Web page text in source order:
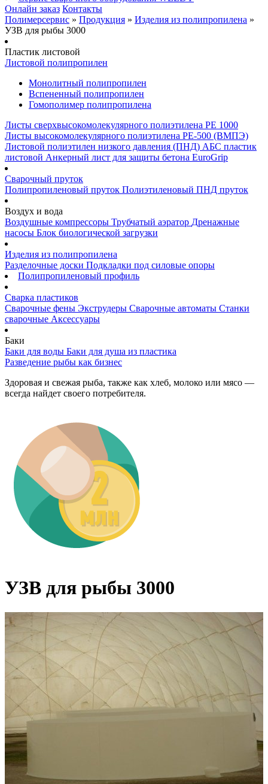
Онлайн заказ Контакты
Полимерсервис » Продукция » Изделия из полипропилена »
УЗВ для рыбы 3000
Пластик листовой
Листовой полипропилен
Монолитный полипропилен
Вспененный полипропилен
Гомополимер полипропилена
Листы сверхвысокомолекулярного полиэтилена PE 1000
Листы высокомолекулярного полиэтилена РЕ-500 (ВМПЭ)
Листовой полиэтилен низкого давления (ПНД) АБС пластик
листовой Анкерный лист для защиты бетона EuroGrip
Сварочный пруток
Полипропиленовый пруток Полиэтиленовый ПНД пруток
Воздух и вода
Воздушные компрессоры Трубчатый аэратор Дренажные
насосы Блок биологической загрузки
Изделия из полипропилена
Разделочные доски Подкладки под силовые опоры
Полипропиленовый профиль
Сварка пластиков
Сварочные фены Экструдеры Сварочные автоматы Станки
сварочные Аксессуары
Баки
Баки для воды Баки для душа из пластика
Разведение рыбы как бизнес
Здоровая и свежая рыба, также как хлеб, молоко или мясо —
всегда найдет своего потребителя.
УЗВ для рыбы 3000